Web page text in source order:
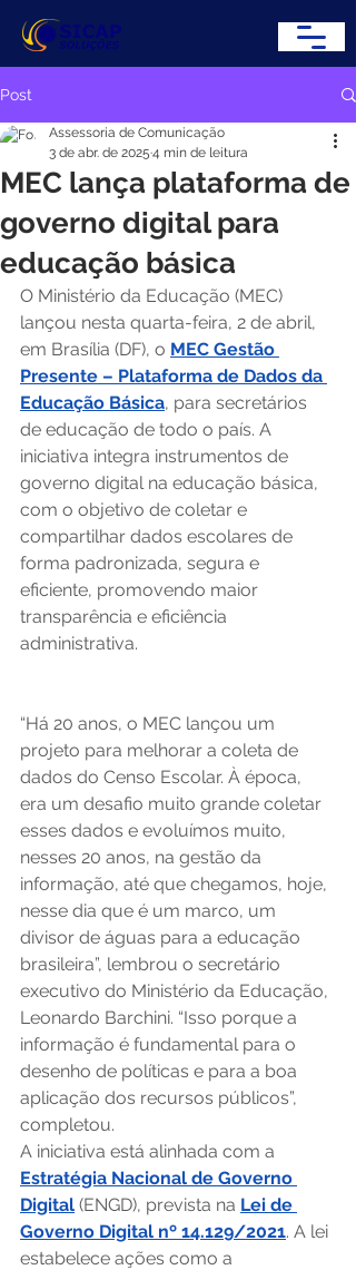
Post
MEC lança plataforma de
governo digital para
educação básica
Assessoria de Comunicação
3 de abr. de 2025 4 min de leitura
O Ministério da Educação (MEC)
lançou nesta quarta-feira, 2 de abril,
em Brasília (DF), o MEC Gestão
Presente – Plataforma de Dados da
Educação Básica, para secretários
de educação de todo o país. A
iniciativa integra instrumentos de
governo digital na educação básica,
com o objetivo de coletar e
compartilhar dados escolares de
forma padronizada, segura e
eficiente, promovendo maior
transparência e eficiência
administrativa.
“Há 20 anos, o MEC lançou um
projeto para melhorar a coleta de
dados do Censo Escolar. À época,
era um desafio muito grande coletar
esses dados e evoluímos muito,
nesses 20 anos, na gestão da
informação, até que chegamos, hoje,
nesse dia que é um marco, um
divisor de águas para a educação
brasileira”, lembrou o secretário
executivo do Ministério da Educação,
Leonardo Barchini. “Isso porque a
informação é fundamental para o
desenho de políticas e para a boa
aplicação dos recursos públicos”,
completou.
A iniciativa está alinhada com a
Estratégia Nacional de Governo
Digital (ENGD), prevista na Lei de
Governo Digital nº 14.129/2021. A lei
estabelece ações como a